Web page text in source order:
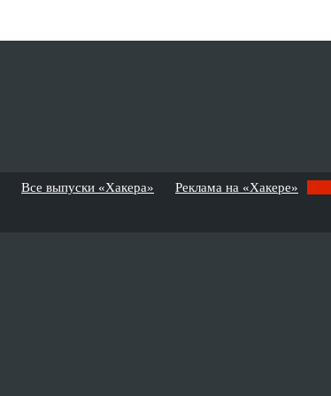
Все выпуски «Хакера» Реклама на «Хакере»